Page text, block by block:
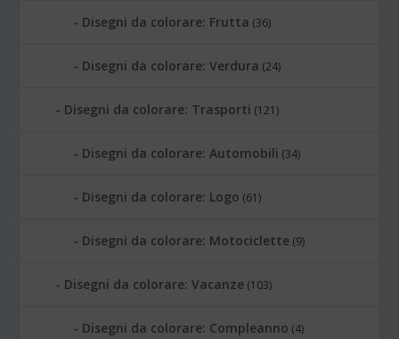
Disegni da colorare: Frutta (36)
Disegni da colorare: Verdura (24)
Disegni da colorare: Trasporti (121)
Disegni da colorare: Automobili (34)
Disegni da colorare: Logo (61)
Disegni da colorare: Motociclette (9)
Disegni da colorare: Vacanze (103)
Disegni da colorare: Compleanno (4)